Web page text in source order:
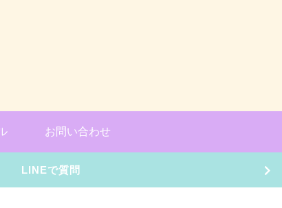
お問い合わせ
LINEで質問